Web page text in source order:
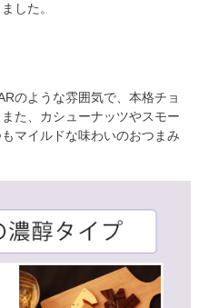
した。
のような雰囲気で、本格チョ
た、カシューナッツやスモー
マイルドな味わいのおつまみ